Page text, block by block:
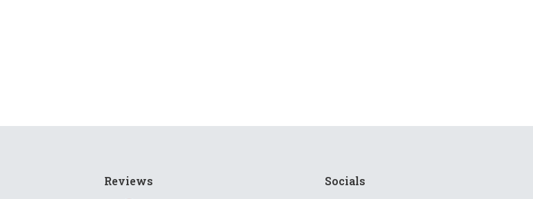
Reviews Socials